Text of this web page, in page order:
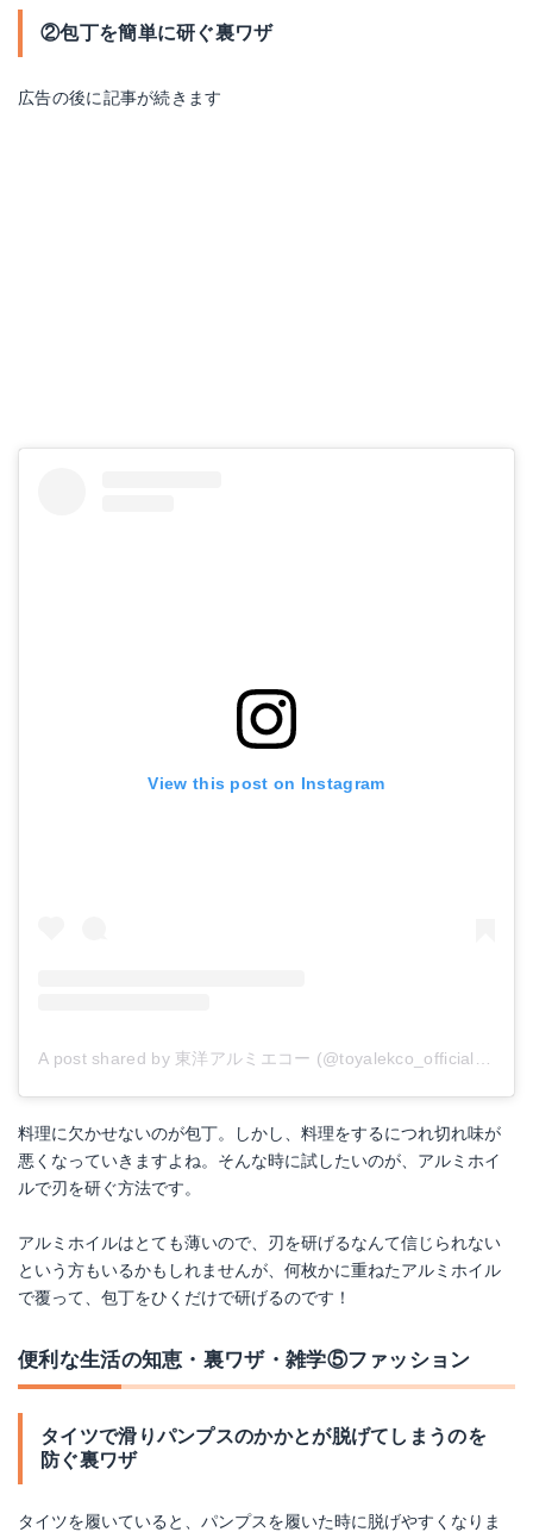
②包丁を簡単に研ぐ裏ワザ
広告の後に記事が続きます
View this post on Instagram
料理に欠かせないのが包丁。しかし、料理をするにつれ切れ味が
悪くなっていきますよね。そんな時に試したいのが、アルミホイ
ルで刃を研ぐ方法です。
アルミホイルはとても薄いので、刃を研げるなんて信じられない
という方もいるかもしれませんが、何枚かに重ねたアルミホイル
で覆って、包丁をひくだけで研げるのです！
便利な生活の知恵・裏ワザ・雑学⑤ファッション
タイツで滑りパンプスのかかとが脱げてしまうのを
防ぐ裏ワザ
タイツを履いていると、パンプスを履いた時に脱げやすくなりま